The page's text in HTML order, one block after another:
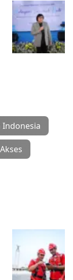
Indonesia